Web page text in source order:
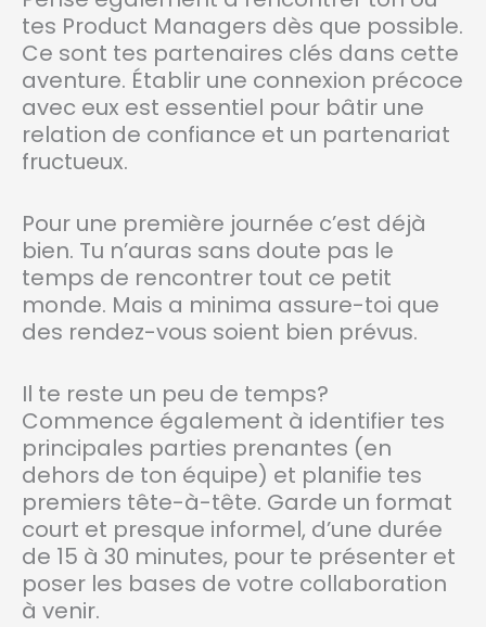
tes Product Managers dès que possible.
Ce sont tes partenaires clés dans cette
aventure. Établir une connexion précoce
avec eux est essentiel pour bâtir une
relation de confiance et un partenariat
fructueux.
Pour une première journée c’est déjà
bien. Tu n’auras sans doute pas le
temps de rencontrer tout ce petit
monde. Mais a minima assure-toi que
des rendez-vous soient bien prévus.
Il te reste un peu de temps?
Commence également à identifier tes
principales parties prenantes (en
dehors de ton équipe) et planifie tes
premiers tête-à-tête. Garde un format
court et presque informel, d’une durée
de 15 à 30 minutes, pour te présenter et
poser les bases de votre collaboration
à venir.